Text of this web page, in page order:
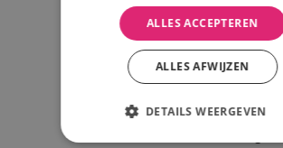
ALLES ACCEPTEREN
ALLES AFWIJZEN
DETAILS WEERGEVEN